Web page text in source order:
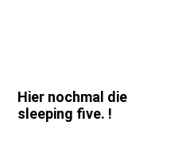
Hier nochmal die
sleeping five. !